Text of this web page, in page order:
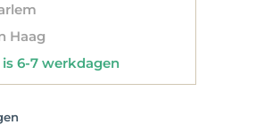
Haag
6-7 werkdagen